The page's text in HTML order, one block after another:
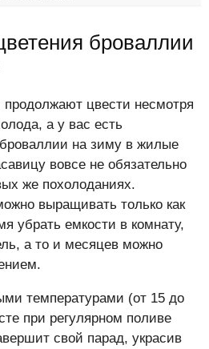
броваллии
цвести несмотря
а у вас есть
на зиму в жилые
вовсе не обязательно
же похолоданиях.
выращивать только как
убрать емкости в комнату,
а то и месяцев можно
температурами (от 15 до
при регулярном поливе
свой парад, украсив